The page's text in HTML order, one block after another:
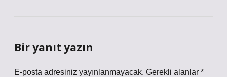
Bir yanıt yazın
E-posta adresiniz yayınlanmayacak. Gerekli alanlar *